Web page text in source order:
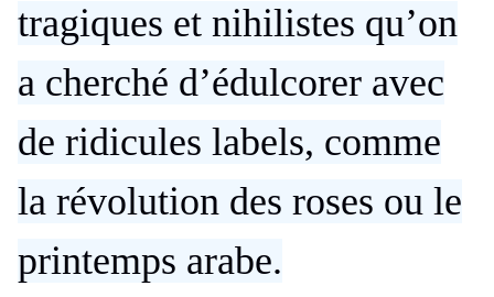
tragiques et nihilistes qu’on
a cherché d’édulcorer avec
de ridicules labels, comme
la révolution des roses ou le
printemps arabe.